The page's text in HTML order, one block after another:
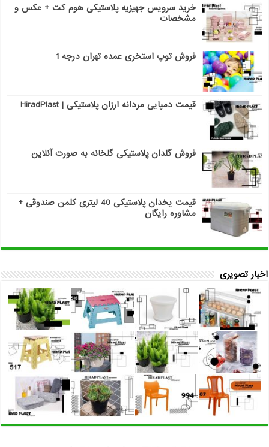
خرید سرویس جهیزیه پلاستیکی هوم کت + عکس و
مشخصات
فروش توپ استخری عمده تهران درجه 1
قیمت دمپایی مردانه ارزان پلاستیکی | HiradPlast
فروش گلدان پلاستیکی گلخانه به صورت آنلاین
قیمت یخدان پلاستیکی 40 لیتری کلمن صندوقی +
مشاوره رایگان
اخبار تصویری